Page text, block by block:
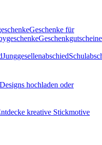
Geschenke für
Geschenkgutscheine
Junggesellenabschied
Designs hochladen oder
kreative Stickmotive